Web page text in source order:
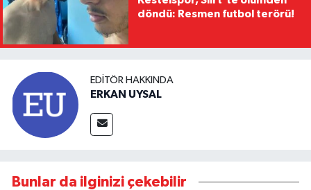
döndü: Resmen futbol terörü!
EDITÖR HAKKINDA
ERKAN UYSAL
Bunlar da ilginizi çekebilir